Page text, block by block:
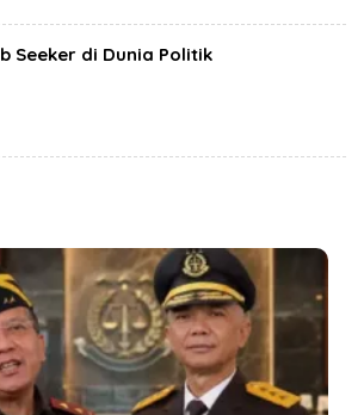
Seeker di Dunia Politik